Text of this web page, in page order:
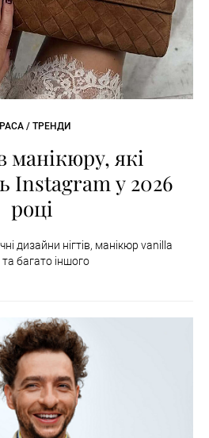
/ ТРЕНДИ
манікюру, які
Instagram у 2026
році
дизайни нігтів, манікюр vanilla
багато іншого